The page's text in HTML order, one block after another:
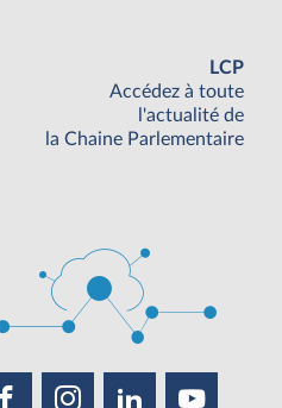
LCP
Accédez à toute
l'actualité de
la Chaine Parlementaire